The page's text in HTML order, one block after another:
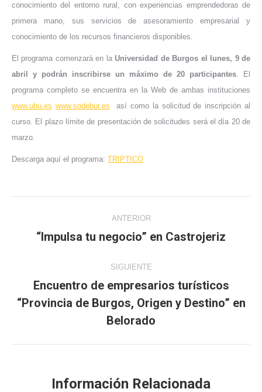
conocimiento del entorno rural, con experiencias emprendedoras de
primera mano, sus servicios de asesoramiento empresarial y
conocimiento de los recursos financieros disponibles.
El programa comenzará en laUniversidad de Burgos el lunes, 9 de
abril y podrán inscribirse un máximo de 20 participantes. El
programa completo se encuentra en la Web de ambas instituciones
www.ubu.es www.sodebur.es así como la solicitud de inscripción al
curso. El plazo límite de presentación de solicitudes será el día 20 de
marzo.
Descarga aquí el programa: TRIPTICO
entre
ANTERIOR
Publicación
“Impulsa tu negocio” en Castrojeriz
SIGUIENTE
Publicación
siguiente:
Encuentro de empresarios turísticos
“Provincia de Burgos, Origen y Destino” en
Belorado
Información Relacionada